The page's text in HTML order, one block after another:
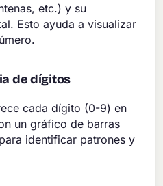
etc.) y su
Esto ayuda a visualizar
de dígitos
cada dígito (0-9) en
un gráfico de barras
identificar patrones y